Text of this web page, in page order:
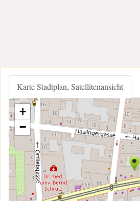
Karte Stadtplan, Satellitenansicht
+
−